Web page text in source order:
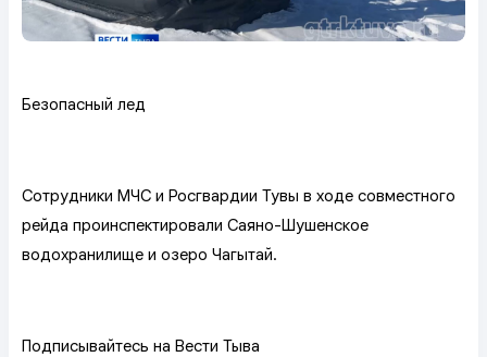
Безопасный лед
Сотрудники МЧС и Росгвардии Тувы в ходе совместного
рейда проинспектировали Саяно-Шушенское
водохранилище и озеро Чагытай.
Подписывайтесь на Вести Тыва